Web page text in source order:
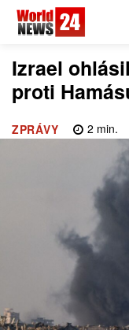
Izrael
proti
ZPRÁVY 2 min.